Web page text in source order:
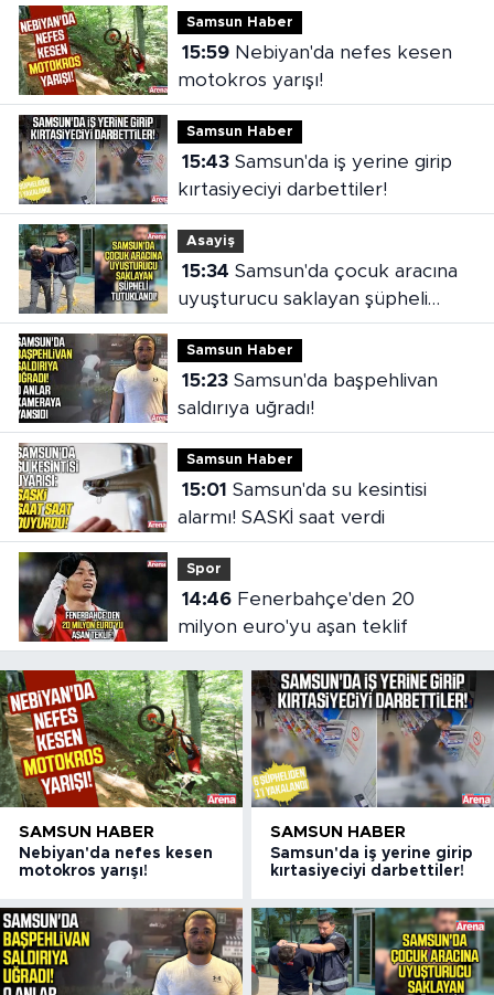
Samsun Haber
15:59Nebiyan'da nefes kesen
motokros yarışı!
Samsun Haber
15:43Samsun'da iş yerine girip
kırtasiyeciyi darbettiler!
Asayiş
15:34
uyuşturucu saklayan şüpheli
tutuklandı
Samsun Haber
15:23Samsun'da başpehlivan
saldırıya uğradı!
Samsun Haber
15:01
alarmı! SASKİ saat verdi
Spor
14:46Fenerbahçe'den 20
milyon euro'yu aşan teklif
SAMSUN HABER
Nebiyan'da nefes kesen
motokros yarışı!
SAMSUN HABER
Samsun'da iş yerine girip
kırtasiyeciyi darbettiler!